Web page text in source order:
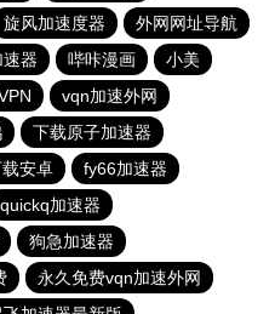
旋风加速度器
外网网址导航
器 哔咔漫画
小美
vqn加速外网
下载原子加速器
安卓
fy66加速器
quickq加速器
狗急加速器
永久免费vqn加速外网